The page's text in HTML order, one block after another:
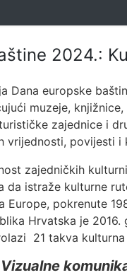
2024.:
Dana europske
muzeje,
zajednice i
vrijednosti, povijesti
zajedničkih
da istraže kulturne
Europe, pokrenute
Hrvatska je
21 takva kulturna
Vizualne